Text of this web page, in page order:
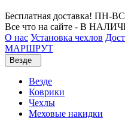
Бесплатная доставка! ПН-
Все что на сайте - В
О нас Установка чехлов
МАРШРУТ
Везде
Везде
Коврики
Чехлы
Меховые накидки